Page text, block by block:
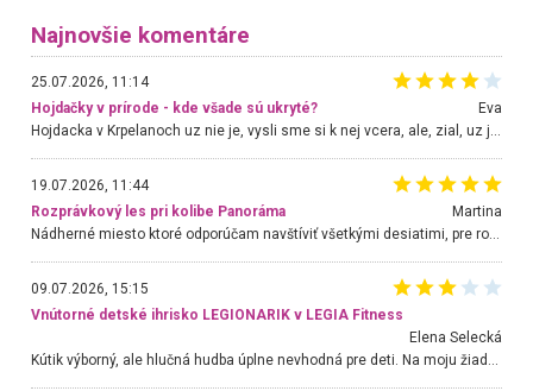
Najnovšie komentáre
25.07.2026, 11:14
Hojdačky v prírode - kde všade sú ukryté?
Eva
Hojdacka v Krpelanoch uz nie je, vysli sme si k nej vcera, ale, zial, uz je znicena. Ak sem planujete cestu len kvoli hojdacke, mozete si ju usetrit. Krasny vyhlad je tu vsak aj bez hojdacky :-)
19.07.2026, 11:44
Rozprávkový les pri kolibe Panoráma
Martina
Nádherné miesto ktoré odporúčam navštíviť všetkými desiatimi, pre rodiny s deťmi, dôchodcom... Proste a jednoducho ozaj rozprávkový les.. určite ešte prídeme. Odniesli sme si na pamiatku krásne tričká,
09.07.2026, 15:15
Vnútorné detské ihrisko LEGIONARIK v LEGIA Fitness
Elena Selecká